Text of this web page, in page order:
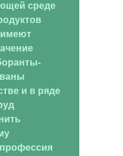
среде
имеют
и в ряде